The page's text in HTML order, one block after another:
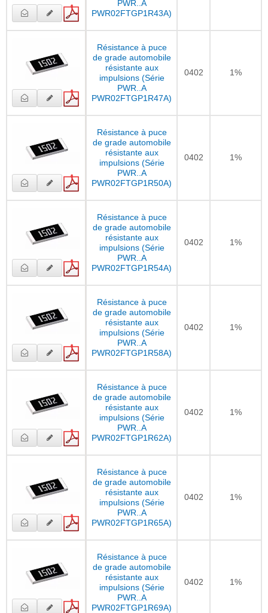
PWR..A
PWR02FTGP1R43A)
Résistance à puce
de grade automobile
résistante aux
impulsions (Série
PWR..A
PWR02FTGP1R47A)
0402 1%
Résistance à puce
de grade automobile
résistante aux
impulsions (Série
PWR..A
PWR02FTGP1R50A)
0402 1%
Résistance à puce
de grade automobile
résistante aux
impulsions (Série
PWR..A
PWR02FTGP1R54A)
0402 1%
Résistance à puce
de grade automobile
résistante aux
impulsions (Série
PWR..A
PWR02FTGP1R58A)
0402 1%
Résistance à puce
de grade automobile
résistante aux
impulsions (Série
PWR..A
PWR02FTGP1R62A)
0402 1%
Résistance à puce
de grade automobile
résistante aux
impulsions (Série
PWR..A
PWR02FTGP1R65A)
0402 1%
Résistance à puce
de grade automobile
résistante aux
impulsions (Série
PWR..A
PWR02FTGP1R69A)
0402 1%